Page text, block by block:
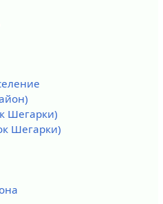
Шегарки)
Шегарки)